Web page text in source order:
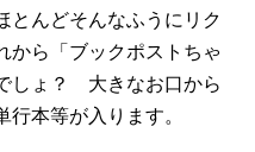
とんどそんなふうにリク
から「ブックポストちゃ
しょ？ 大きなお口から
本等が入ります。